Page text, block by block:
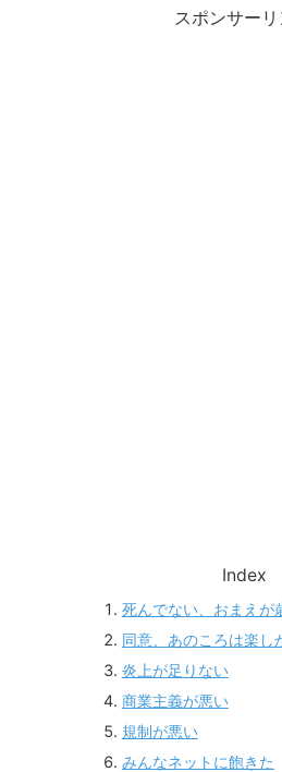
スポンサーリ
Index
死んでない、おまえが
同意、あのころは楽
炎上が足りない
商業主義が悪い
規制が悪い
みんなネットに飽きた